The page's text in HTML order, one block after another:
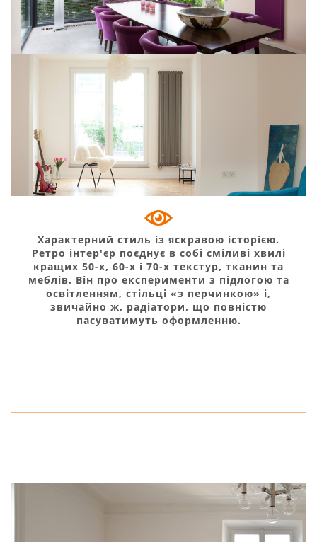
Delta Twin M
Характерний стиль із яскравою історією.
Ретро інтер'єр поєднує в собі сміливі хвилі
кращих 50-х, 60-х і 70-х текстур, тканин та
меблів. Він про експерименти з підлогою та
освітленням, стільці «з перчинкою» і,
звичайно ж, радіатори, що повністю
пасуватимуть оформленню.